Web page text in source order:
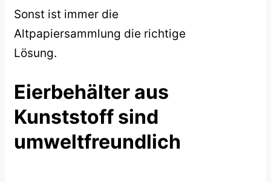
Sonst ist immer die
Altpapiersammlung die richtige
Lösung.
Eierbehälter aus
Kunststoff sind
umweltfreundlich